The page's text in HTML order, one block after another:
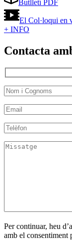
Butlletí PDF
El Col·loqui en
+ INFO
Contacta
Per continuar, heu
amb el consentiment